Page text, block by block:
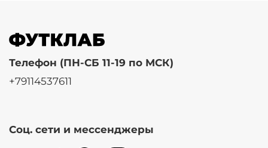
Телефон (ПН-СБ 11-19 по МСК)
+79114537611
Соц. сети и мессенджеры